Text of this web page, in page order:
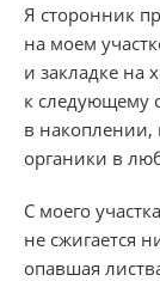
Я сторонник
на моем
и закладке на
к следующему
в накоплении,
органики в
С моего
не сжигается
опавшая